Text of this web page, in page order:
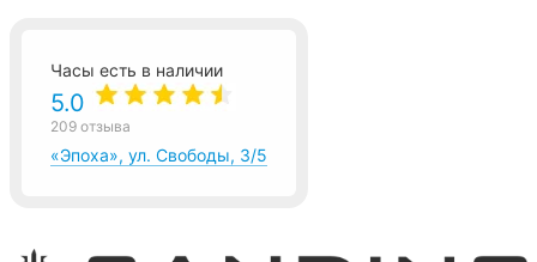
Часы есть в наличии
5.0
209 отзыва
«Эпоха», ул. Свободы, 3/5